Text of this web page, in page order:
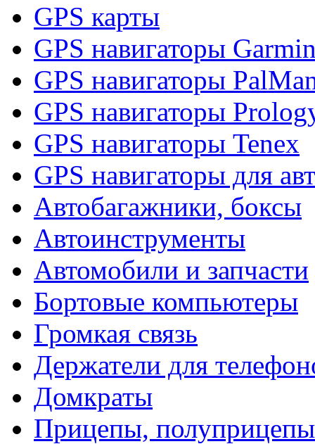
GPS карты
GPS навигаторы
GPS навигаторы
GPS навигаторы
GPS навигаторы Tenex
GPS навигаторы для
Автобагажники, боксы
Автоинструменты
Автомобили и запчасти
Бортовые компьютеры
Громкая связь
Держатели для
Домкраты
Прицепы, полуприцепы